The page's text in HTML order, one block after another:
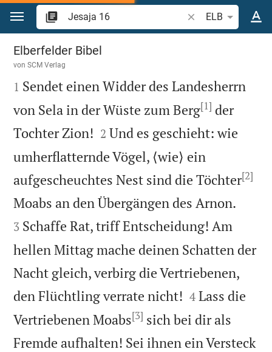
Zum Inhalt springen
Bibelstelle oder
ELB
Jesaja 16
Elberfelder Bibel
vonSCM Verlag

1 Sendet einen Widder des Landesherrn
von Sela in der Wüste zum Berg[1] der
Tochter Zion! 

2 Und es geschieht: wie
umherflatternde Vögel, ⟨wie⟩ ein
aufgescheuchtes Nest sind die Töchter[2]
Moabs an den Übergängen des Arnon.
3 Schaffe Rat, triff Entscheidung! Am
hellen Mittag mache deinen Schatten der
Nacht gleich, verbirg die Vertriebenen,
den Flüchtling verrate nicht! 

4 Lass die
Vertriebenen Moabs[3] sich bei dir als
Fremde aufhalten! Sei ihnen ein Versteck